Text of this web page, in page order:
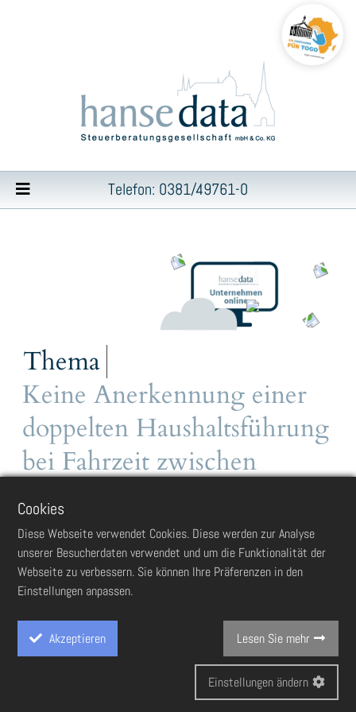
Telefon: 0381/49761-0
Thema
Keine Anerkennung einer
doppelten Haushaltsführung
bei Fahrzeit zwischen
Hauptwohnung und
Tätigkeitsstätte von etwa
einer Stunde
03.06.2025
Ein Geschäftsführer war bei einer etwa 30 km entfernt
ansässigen Arbeitgeberin angestellt und mietete eine
Zweitwohnung in ca. 1 km Entfernung von seiner
Arbeitsstätte. Er machte einen Anspruch auf
Cookies
Diese Webseite verwendet Cookies. Diese werden zur Analyse
unserer Besucherdaten verwendet und um die Funktionalität der
Webseite zu verbessern. Sie können Ihre Präferenzen in den
Einstellungen anpassen.
Akzeptieren Lesen Sie mehr
Einstellungen ändern